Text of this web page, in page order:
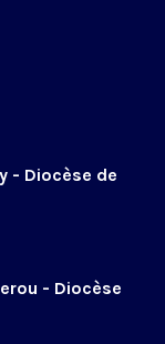
- Diocèse de
- Diocèse